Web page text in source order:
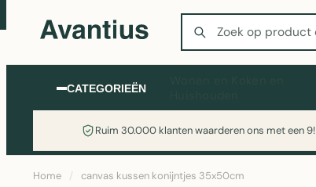
Zoeken
CATEGORIEËN
Ruim 30.000 klanten waarderen ons met een 9!
Home / canvas kussen konijntjes 35x50cm